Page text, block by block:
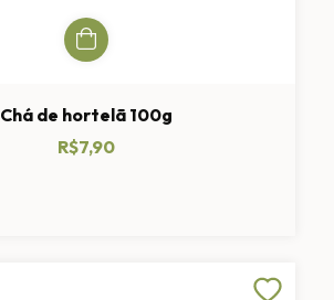
Chá de hortelã 100g
R$7,90